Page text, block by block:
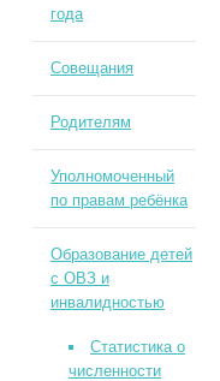
года
Совещания
Родителям
Уполномоченный
по правам ребёнка
Образование детей
с ОВЗ и
инвалидностью
Статистика о
численности